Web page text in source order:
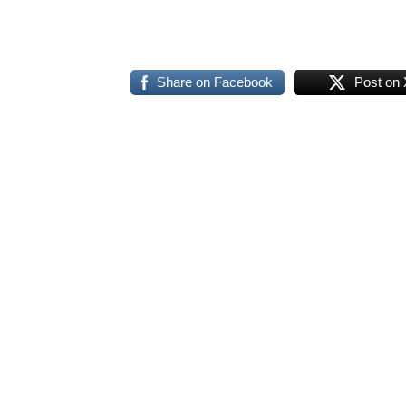
Share on Facebook Post on